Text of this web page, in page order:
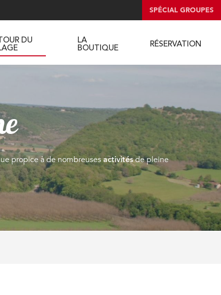
SPÉCIAL GROUPES
DU
LA
BOUTIQUE
RÉSERVATION
propice à de nombreusesactivitésde pleine